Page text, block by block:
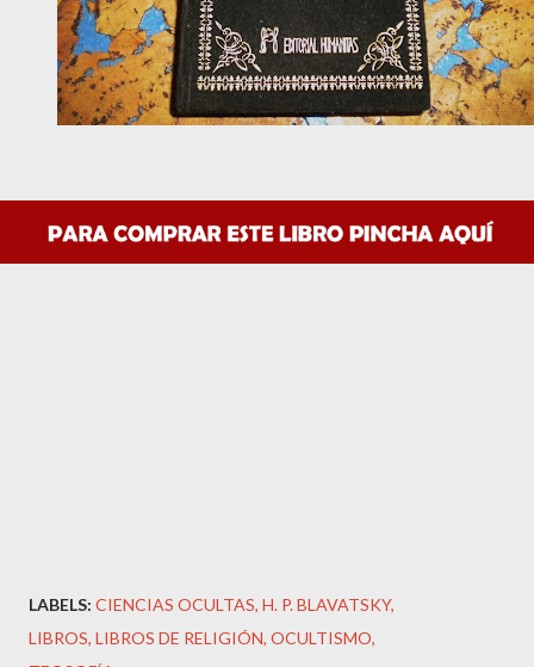
LABELS: CIENCIAS OCULTAS H. P. BLAVATSKY
LIBROS LIBROS DE RELIGIÓN OCULTISMO